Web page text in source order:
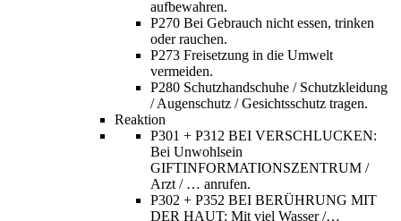
aufbewahren.
P270 Bei Gebrauch nicht essen, trinken
oder rauchen.
P273 Freisetzung in die Umwelt
vermeiden.
P280 Schutzhandschuhe / Schutzkleidung
/ Augenschutz / Gesichtsschutz tragen.
Reaktion
P301 + P312 BEI VERSCHLUCKEN:
Bei Unwohlsein
GIFTINFORMATIONSZENTRUM /
Arzt / … anrufen.
P302 + P352 BEI BERÜHRUNG MIT
DER HAUT: Mit viel Wasser /…